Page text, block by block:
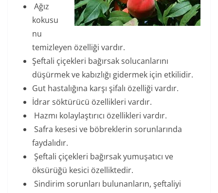
Ağız
kokusu
nu
temizleyen özelliği vardır.
Şeftali çiçekleri bağırsak solucanlarını
düşürmek ve kabızlığı gidermek için etkilidir.
Gut hastalığına karşı şifalı özelliği vardır.
İdrar söktürücü özellikleri vardır.
Hazmı kolaylaştırıcı özellikleri vardır.
Safra kesesi ve böbreklerin sorunlarında
faydalıdır.
Şeftali çiçekleri bağırsak yumuşatıcı ve
öksürüğü kesici özelliktedir.
Sindirim sorunları bulunanların, şeftaliyi